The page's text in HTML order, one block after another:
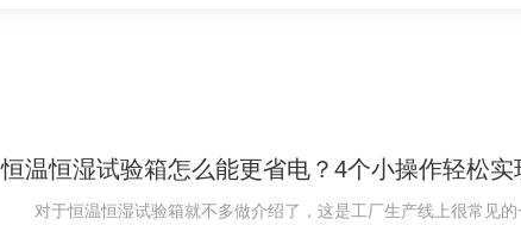
恒温恒湿试验箱怎么能更省电？4个小操作轻松实
对于恒温恒湿试验箱就不多做介绍了，这是工厂生产线上很常见的